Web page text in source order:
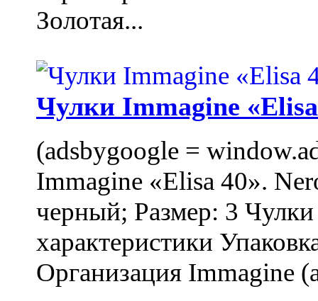
Золотая...
Чулки Immagine
(adsbygoogle =
Immagine «Elisa 40».
черный; Размер: 3
характеристики
Организация Immagine